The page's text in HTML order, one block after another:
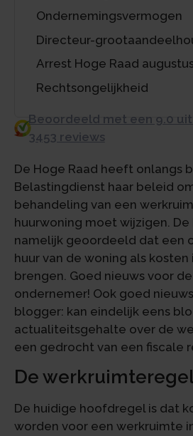
Ondernemingsvermogen
Directeur-
Arrest Hoge Raad
Rechtsongelijkheid
Beoordeeld met een 9.0 uit
3453 reviews
De Hoge Raad heeft onlangs
Belastingdienst haar beleid
behandeling van een
huurwoning moet wijzigen.
namelijk geoordeeld dat een
huur van de woning als
brengen. Goed nieuws voor
ondernemer! Ook goed
blogger: kan eindelijk eens
actualiteitsgehalte over de
een gedrocht van een fiscale
De
De huidige hoofdregel is dat
worden voor een werkruimte